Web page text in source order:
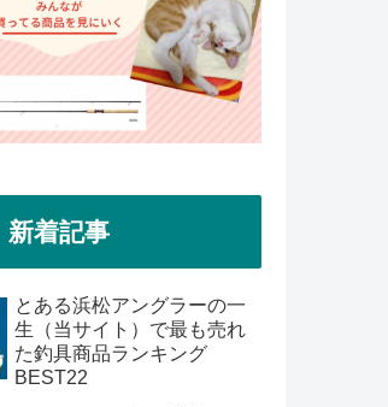
新着記事
とある浜松アングラーの一
生（当サイト）で最も売れ
た釣具商品ランキング
BEST22